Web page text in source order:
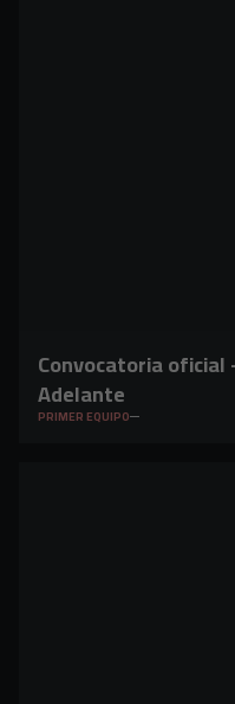
Convocatoria oficial
Adelante
PRIMER EQUIPO